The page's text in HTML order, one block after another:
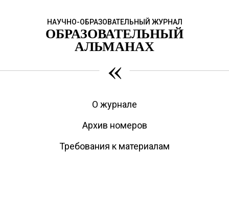
НАУЧНО-ОБРАЗОВАТЕЛЬНЫЙ ЖУРНАЛ
ОБРАЗОВАТЕЛЬНЫЙ
АЛЬМАНАХ
«
О журнале
Архив номеров
Требования к материалам